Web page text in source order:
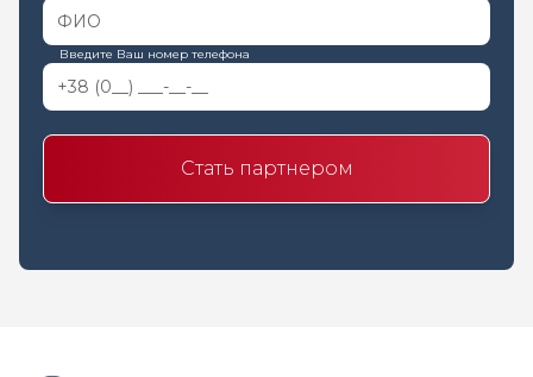
Введите Ваш номер телефона
Стать партнером